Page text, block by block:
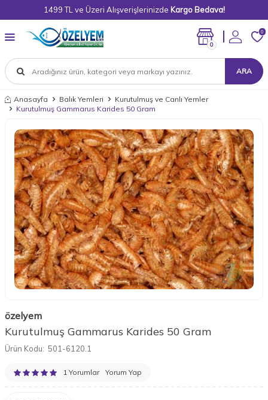
1499 TL ve Üzeri Alışverişlerinizde Kargo Bedava!
ARA
0
0
Anasayfa Balık Yemleri
Kurutulmuş ve Canlı Yemler
Kurutulmuş Gammarus Karides 50 Gram
özelyem
Kurutulmuş Gammarus Karides 50 Gram
Ürün Kodu: 501-6120.1
1 Yorumlar Yorum Yap